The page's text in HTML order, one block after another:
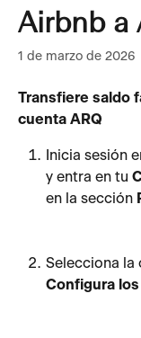
Airbnb a
1 de marzo de 2026
Transfiere saldo
cuenta ARQ
Inicia sesión
y entra en tu
en la sección
Selecciona la
Configura